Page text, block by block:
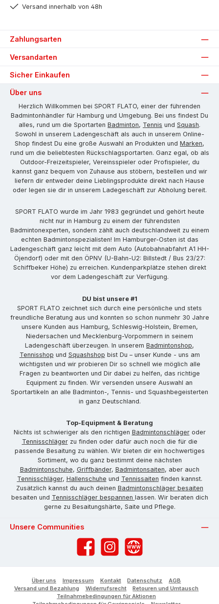
Versand innerhalb von 48h
Zahlungsarten
Versandarten
Sicher Einkaufen
Über uns
Herzlich Willkommen bei SPORT FLATO, einer der führenden
Badmintonhändler für Hamburg und Umgebung. Bei uns findest Du
alles, rund um die Sportarten Badminton, Tennis und Squash.
Sowohl in unserem Ladengeschäft als auch in unserem Online-
Shop findest Du eine große Auswahl an Produkten und Marken,
rund um die beliebtesten Rückschlagsportarten. Ganz egal, ob als
Outdoor-Freizeitspieler, Vereinsspieler oder Profispieler, du
kannst ganz bequem von Zuhause aus stöbern, bestellen und wir
liefern dir entweder deine Lieblingsprodukte direkt nach Hause
oder legen sie dir in unserem Ladegeschäft zur Abholung bereit.
SPORT FLATO wurde im Jahr 1983 gegründet und gehört heute
nicht nur in Hamburg zu einem der führendsten
Badmintonexperten, sondern zählt auch deutschlandweit zu einem
echten Badmintonspezialisten! Im Hamburger-Osten ist das
Ladengeschäft ganz leicht mit dem Auto (Autobahnabfahrt A1 HH-
Öjendorf) oder mit den ÖPNV (U-Bahn-U2: Billstedt / Bus 23/27:
Schiffbeker Höhe) zu erreichen. Kundenparkplätze stehen direkt
vor dem Ladengeschäft zur Verfügung.
DU bist unsere #1
SPORT FLATO zeichnet sich durch eine persönliche und stets
freundliche Beratung aus und konnten so schon nunmehr 30 Jahre
unsere Kunden aus Hamburg, Schleswig-Holstein, Bremen,
Niedersachen und Mecklenburg-Vorpommern in seinem
Ladengeschäft überzeugen. In unserem Badmintonshop,
Tennisshop und Squashshop bist Du – unser Kunde - uns am
wichtigsten und wir probieren Dir so schnell wie möglich alle
Fragen zu beantworten und Dir dabei zu helfen, das richtige
Equipment zu finden. Wir versenden unsere Auswahl an
Sportartikeln an alle Badminton-, Tennis- und Squashbegeisterten
in ganz Deutschland.
Top-Equipment & Beratung
Nichts ist schwieriger als den richtigen Badmintonschlägeroder
Tennisschlägerzu finden oder dafür auch noch die für die
passende Besaitung zu wählen. Wir bieten dir ein hochwertiges
Sortiment, wo du ganz bestimmt deine nächsten
Badmintonschuhe, Griffbänder, Badmintonsaiten, aber auch
Tennisschläger, Hallenschuhe und Tennissaiten finden kannst.
Zusätzlich kannst du auch deinen Badmintonschläger besaiten
besaiten und Tennisschläger bespannen lassen. Wir beraten dich
gerne zu Besaitungshärte, Saite und Pflege.
Unsere Communities
FacebookInstagramWebsite
Über uns Impressum Kontakt Datenschutz
AGB
Versand und Bezahlung
Widerrufsrecht
Retouren und Umtausch
Teilnahmebedingungen für Aktionen